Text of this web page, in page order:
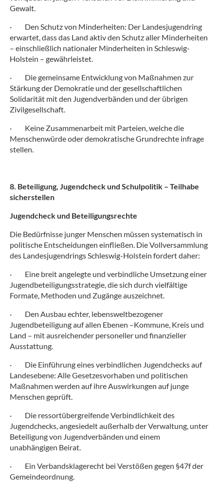
Gewalt.
· Den Schutz von Minderheiten: Der Landesjugendring
erwartet, dass das Land aktiv den Schutz aller Minderheiten
– einschließlich nationaler Minderheiten in Schleswig-
Holstein – gewährleistet.
· Die gemeinsame Entwicklung von Maßnahmen zur
Stärkung der Demokratie und der gesellschaftlichen
Solidarität mit den Jugendverbänden und der übrigen
Zivilgesellschaft.
· Keine Zusammenarbeit mit Parteien, welche die
Menschenwürde oder demokratische Grundrechte infrage
stellen.
8. Beteiligung, Jugendcheck und Schulpolitik – Teilhabe
sicherstellen
Jugendcheck und Beteiligungsrechte
Die Bedürfnisse junger Menschen müssen systematisch in
politische Entscheidungen einfließen. Die Vollversammlung
des Landesjugendrings Schleswig-Holstein fordert daher:
· Eine breit angelegte und verbindliche Umsetzung einer
Jugendbeteiligungsstrategie, die sich durch vielfältige
Formate, Methoden und Zugänge auszeichnet.
· Den Ausbau echter, lebensweltbezogener
Jugendbeteiligung auf allen Ebenen –Kommune, Kreis und
Land – mit ausreichender personeller und finanzieller
Ausstattung.
· Die Einführung eines verbindlichen Jugendchecks auf
Landesebene: Alle Gesetzesvorhaben und politischen
Maßnahmen werden auf ihre Auswirkungen auf junge
Menschen geprüft.
· Die ressortübergreifende Verbindlichkeit des
Jugendchecks, angesiedelt außerhalb der Verwaltung, unter
Beteiligung von Jugendverbänden und einem
unabhängigen Beirat.
· Ein Verbandsklagerecht bei Verstößen gegen §47f der
Gemeindeordnung.